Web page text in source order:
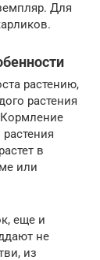
Для
растению,
растения
в
или
еще и
не
из